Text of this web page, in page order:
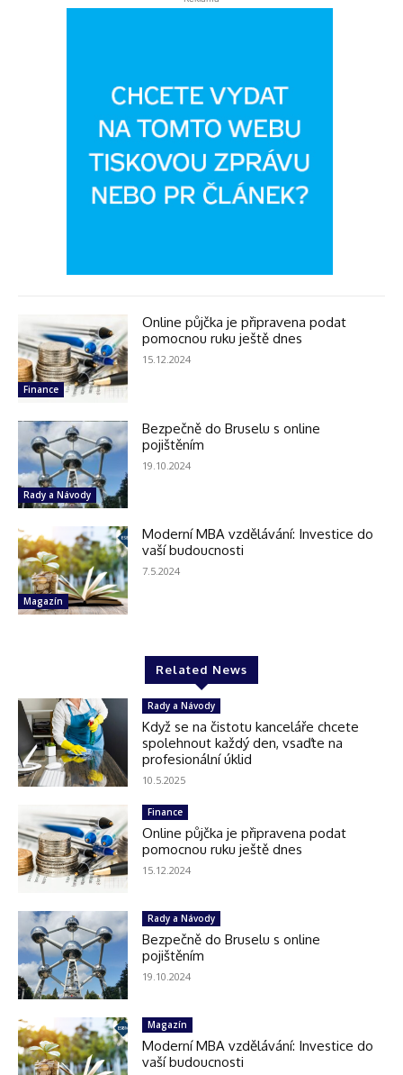
Finance
Online půjčka je připravena podat
pomocnou ruku ještě dnes
15.12.2024
Rady a Návody
Bezpečně do Bruselu s online
pojištěním
19.10.2024
Magazín
Moderní MBA vzdělávání: Investice do
vaší budoucnosti
7.5.2024
Related News
Rady a Návody
Když se na čistotu kanceláře chcete
spolehnout každý den, vsaďte na
profesionální úklid
10.5.2025
Finance
Online půjčka je připravena podat
pomocnou ruku ještě dnes
15.12.2024
Rady a Návody
Bezpečně do Bruselu s online
pojištěním
19.10.2024
Magazín
Moderní MBA vzdělávání: Investice do
vaší budoucnosti